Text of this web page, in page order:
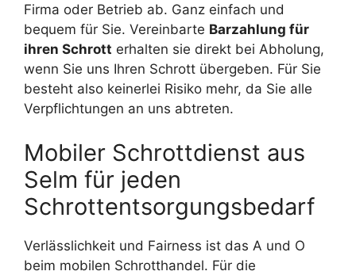
Firma oder Betrieb ab. Ganz einfach und
bequem für Sie. Vereinbarte Barzahlung für
ihren Schrott erhalten sie direkt bei Abholung,
wenn Sie uns Ihren Schrott übergeben. Für Sie
besteht also keinerlei Risiko mehr, da Sie alle
Verpflichtungen an uns abtreten.
Mobiler Schrottdienst aus
Selm für jeden
Schrottentsorgungsbedarf
Verlässlichkeit und Fairness ist das A und O
beim mobilen Schrotthandel. Für die